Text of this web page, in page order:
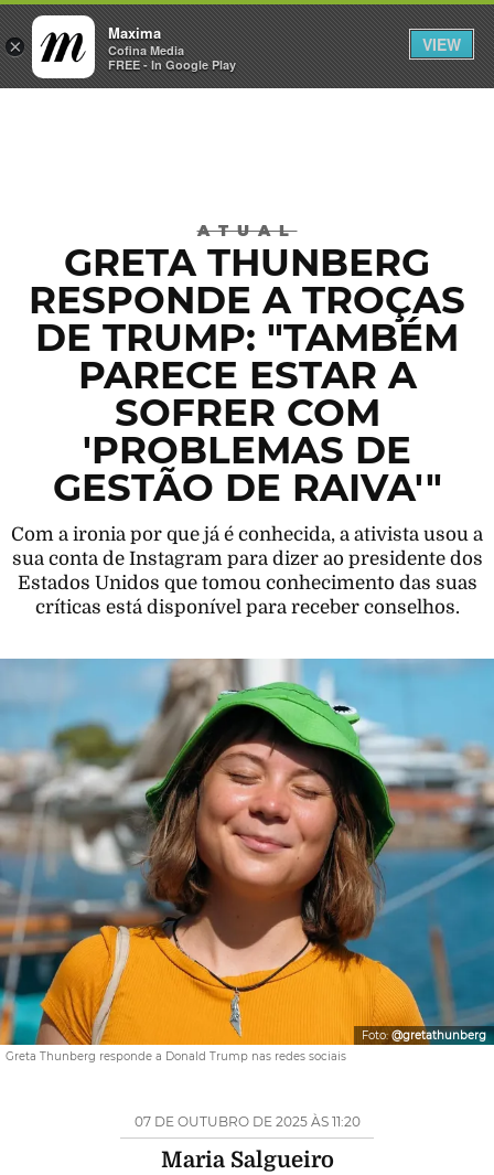
×
Maxima
Cofina Media
FREE - In Google Play
VIEW
INICIAR SESSÃO
ATUAL
GRETA THUNBERG
RESPONDE A TROÇAS
DE TRUMP: "TAMBÉM
PARECE ESTAR A
SOFRER COM
'PROBLEMAS DE
GESTÃO DE RAIVA'"
Com a ironia por que já é conhecida, a ativista usou a
sua conta de Instagram para dizer ao presidente dos
Estados Unidos que tomou conhecimento das suas
críticas está disponível para receber conselhos.
Greta Thunberg responde a Donald Trump nas redes sociais
Foto: @gretathunberg
07 DE OUTUBRO DE 2025 ÀS 11:20
Maria Salgueiro